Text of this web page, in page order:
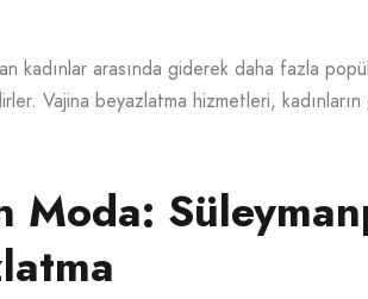
kadınlar arasında giderek daha fazla
Vajina beyazlatma hizmetleri, kadınların